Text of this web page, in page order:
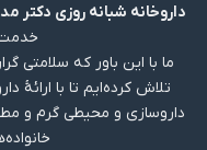
داروخانه شبانه روزی دکتر
ما با این باور که سلامتی
تلاش کرده‌ایم تا با
داروسازی و محیطی گرم و